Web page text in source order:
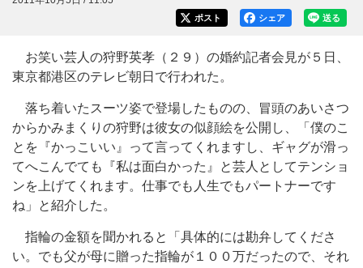
送る
シェア
ポスト
お笑い芸人の狩野英孝（２９）の婚約記者会見が５日、
東京都港区のテレビ朝日で行われた。
落ち着いたスーツ姿で登場したものの、冒頭のあいさつ
からかみまくりの狩野は彼女の似顔絵を公開し、「僕のこ
とを『かっこいい』って言ってくれますし、ギャグが滑っ
てへこんでても『私は面白かった』と芸人としてテンショ
ンを上げてくれます。仕事でも人生でもパートナーです
ね」と紹介した。
指輪の金額を聞かれると「具体的には勘弁してくださ
い。でも父が母に贈った指輪が１００万だったので、それ